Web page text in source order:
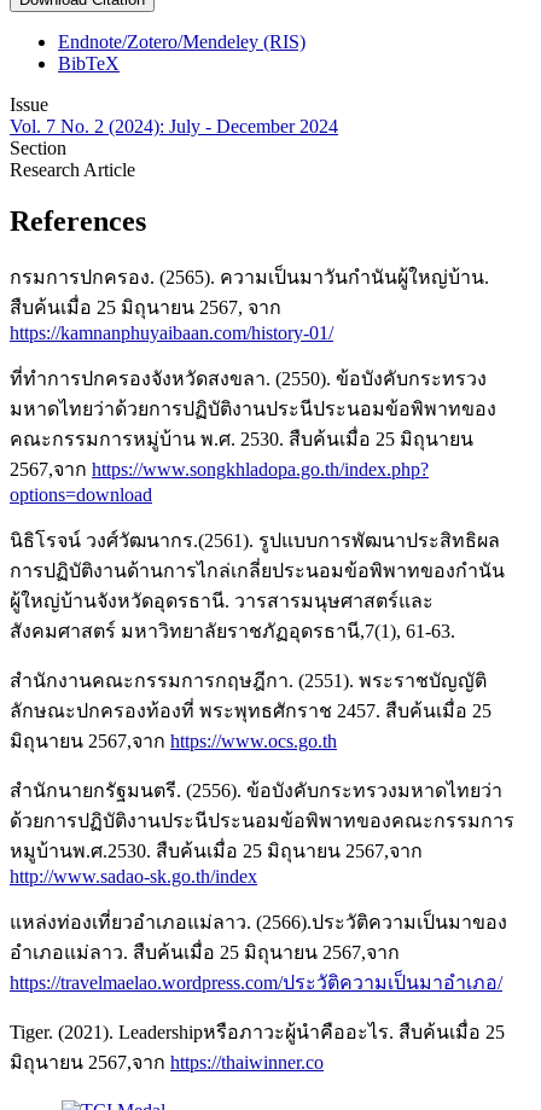
Endnote/Zotero/Mendeley (RIS)
BibTeX
Issue
Vol. 7 No. 2 (2024): July - December 2024
Section
Research Article
References
กรมการปกครอง. (2565). ความเป็นมาวันกำนันผู้ใหญ่บ้าน.
สืบค้นเมื่อ 25 มิถุนายน 2567, จาก
https://kamnanphuyaibaan.com/history-01/
ที่ทำการปกครองจังหวัดสงขลา. (2550). ข้อบังคับกระทรวง
มหาดไทยว่าด้วยการปฏิบัติงานประนีประนอมข้อพิพาทของ
คณะกรรมการหมู่บ้าน พ.ศ. 2530. สืบค้นเมื่อ 25 มิถุนายน
2567,จาก https://www.songkhladopa.go.th/index.php?
options=download
นิธิโรจน์ วงศ์วัฒนากร.(2561). รูปแบบการพัฒนาประสิทธิผล
การปฏิบัติงานด้านการไกล่เกลี่ยประนอมข้อพิพาทของกำนัน
ผู้ใหญ่บ้านจังหวัดอุดรธานี. วารสารมนุษศาสตร์และ
สังคมศาสตร์ มหาวิทยาลัยราชภัฏอุดรธานี,7(1), 61-63.
สำนักงานคณะกรรมการกฤษฎีกา. (2551). พระราชบัญญัติ
ลักษณะปกครองท้องที่ พระพุทธศักราช 2457. สืบค้นเมื่อ 25
มิถุนายน 2567,จาก https://www.ocs.go.th
สำนักนายกรัฐมนตรี. (2556). ข้อบังคับกระทรวงมหาดไทยว่า
ด้วยการปฏิบัติงานประนีประนอมข้อพิพาทของคณะกรรมการ
หมูบ้านพ.ศ.2530. สืบค้นเมื่อ 25 มิถุนายน 2567,จาก
http://www.sadao-sk.go.th/index
แหล่งท่องเที่ยวอำเภอแม่ลาว. (2566).ประวัติความเป็นมาของ
อำเภอแม่ลาว. สืบค้นเมื่อ 25 มิถุนายน 2567,จาก
https://travelmaelao.wordpress.com/ประวัติความเป็นมาอำเภอ/
Tiger. (2021). Leadershipหรือภาวะผู้นำคืออะไร. สืบค้นเมื่อ 25
มิถุนายน 2567,จาก https://thaiwinner.co